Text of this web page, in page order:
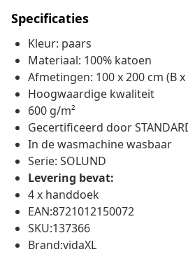
Specificaties
Kleur: paars
Materiaal: 100% katoen
Afmetingen: 100 x 200 cm (B x
Hoogwaardige kwaliteit
600 g/m²
Gecertificeerd door
In de wasmachine wasbaar
Serie: SOLUND
Levering bevat:
4 x handdoek
EAN:8721012150072
SKU:137366
Brand:vidaXL